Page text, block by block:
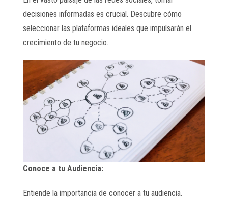
decisiones informadas es crucial. Descubre cómo
seleccionar las plataformas ideales que impulsarán el
crecimiento de tu negocio.
Conoce a tu Audiencia:
Entiende la importancia de conocer a tu audiencia.